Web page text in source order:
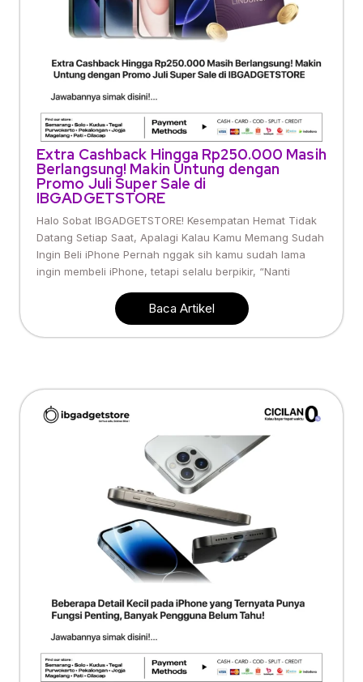
Extra Cashback Hingga Rp250.000 Masih
Berlangsung! Makin Untung dengan
Promo Juli Super Sale di
IBGADGETSTORE
Halo Sobat IBGADGETSTORE! Kesempatan Hemat Tidak
Datang Setiap Saat, Apalagi Kalau Kamu Memang Sudah
Ingin Beli iPhone Pernah nggak sih kamu sudah lama
ingin membeli iPhone, tetapi selalu berpikir, “Nanti
Baca Artikel